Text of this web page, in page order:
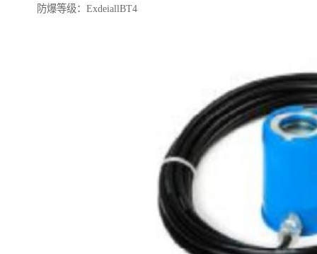
防爆等级：ExdeiallBT4